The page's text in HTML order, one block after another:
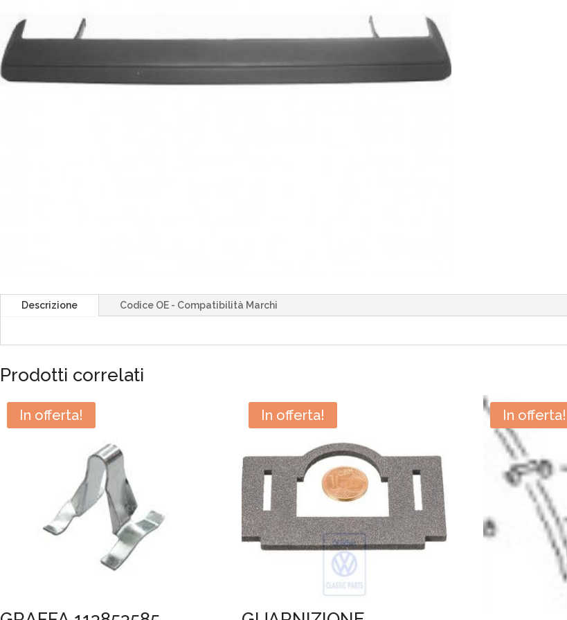
Descrizione Codice OE - Compatibilità Marchi
Prodotti correlati
In offerta! In offerta! In offerta!